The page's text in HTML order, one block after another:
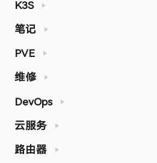
K3S
笔记
PVE
维修
DevOps
云服务
路由器